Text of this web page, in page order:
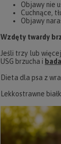
Objawy nie
Cuchnące,
Objawy
Wzdęty twardy
Jeśli trzy lub
USG brzucha i
Dieta dla psa z
Lekkostrawne